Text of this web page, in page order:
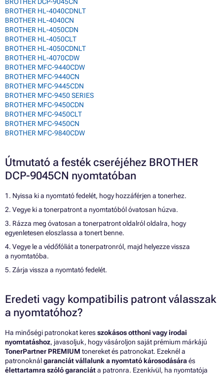
BROTHER HL-4040CDNLT
BROTHER HL-4040CN
BROTHER HL-4050CDN
BROTHER HL-4050CLT
BROTHER HL-4050CDNLT
BROTHER HL-4070CDW
BROTHER MFC-9440CDW
BROTHER MFC-9440CN
BROTHER MFC-9445CDN
BROTHER MFC-9450 SERIES
BROTHER MFC-9450CDN
BROTHER MFC-9450CLT
BROTHER MFC-9450CN
BROTHER MFC-9840CDW
Útmutató a festék cseréjéhez BROTHER
DCP-9045CN nyomtatóban
1. Nyissa ki a nyomtató fedelét, hogy hozzáférjen a tonerhez.
2. Vegye ki a tonerpatront a nyomtatóból óvatosan húzva.
3. Rázza meg óvatosan a tonerpatront oldalról oldalra, hogy
egyenletesen eloszlassa a tonert benne.
4. Vegye le a védőfóliát a tonerpatronról, majd helyezze vissza
a nyomtatóba.
5. Zárja vissza a nyomtató fedelét.
Eredeti vagy kompatibilis patront válasszak
a nyomtatóhoz?
Ha minőségi patronokat keresszokásos otthoni vagy irodai
nyomtatáshoz, javasoljuk, hogy vásároljon saját prémium márkájú
TonerPartner PREMIUM tonereket és patronokat. Ezeknél a
patronoknálgaranciát vállalunk a nyomtató károsodásáraés
élettartamra szóló garanciáta patronra. Ezenkívül, ha nyomtatója